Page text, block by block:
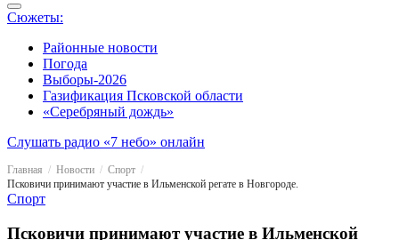
Сюжеты:
Районные новости
Погода
Выборы-2026
Газификация Псковской области
«Серебряный дождь»
Слушать радио «7 небо» онлайн
Главная Новости
Спорт
Псковичи принимают участие в Ильменской регате в Новгороде.
Спорт
Псковичи принимают участие в Ильменской